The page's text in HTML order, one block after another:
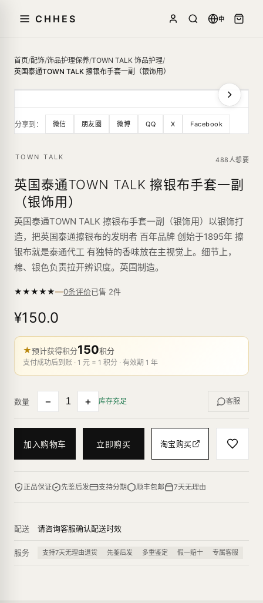
CHHES 中
首页/配饰/饰品护理保养/TOWN TALK 饰品护理/
英国泰通TOWN TALK 擦银布手套一副（银饰用）
分享到： 微信 朋友圈 微博 QQ X Facebook
TOWN TALK 488人想要
英国泰通TOWN TALK 擦银布手套一副
（银饰用）
英国泰通TOWN TALK 擦银布手套一副（银饰用）以银饰打
造，把英国泰通擦银布的发明者 百年品牌 创始于1895年 擦
银布就是泰通代工 有独特的香味放在主视觉上。细节上，
棉、银色负责拉开辨识度。英国制造。
★★★★★—0条评价已售 2件
¥150.0
★预计获得积分150积分
支付成功后到账 · 1 元 = 1 积分 · 有效期 1 年
数量 − + 库存充足 客服
加入购物车 立即购买 淘宝购买
正品保证 先鉴后发 支持分期 顺丰包邮 7天无理由
配送 请咨询客服确认配送时效
服务 支持7天无理由退货 先鉴后发 多重鉴定 假一赔十 专属客服